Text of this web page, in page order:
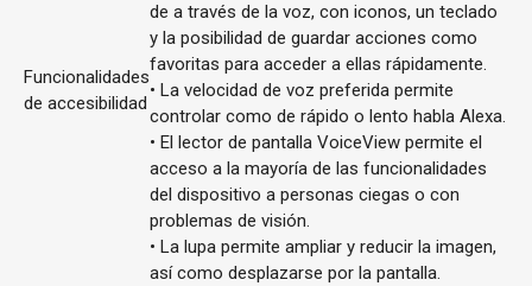
Funcionalidades
de accesibilidad
de a través de la voz, con iconos, un teclado
y la posibilidad de guardar acciones como
favoritas para acceder a ellas rápidamente.
• La velocidad de voz preferida permite
controlar como de rápido o lento habla Alexa.
• El lector de pantalla VoiceView permite el
acceso a la mayoría de las funcionalidades
del dispositivo a personas ciegas o con
problemas de visión.
• La lupa permite ampliar y reducir la imagen,
así como desplazarse por la pantalla.